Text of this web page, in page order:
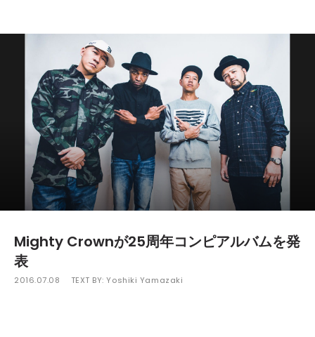
Mighty Crownが25周年コンピアルバムを発
表
2016.07.08 TEXT BY:Yoshiki Yamazaki